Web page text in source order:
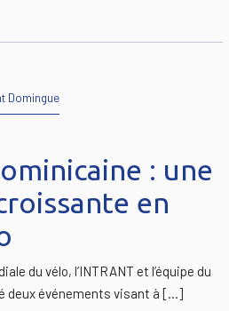
Domingue
: une
en
du vélo, l’INTRANT et l’équipe du
deux événements visant à […]